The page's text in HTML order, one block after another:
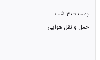
به مدت 3 شب
حمل و نقل هوایی